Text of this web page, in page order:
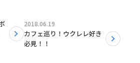
2018.06.19
カフェ巡り！ウクレレ好き
必見！！